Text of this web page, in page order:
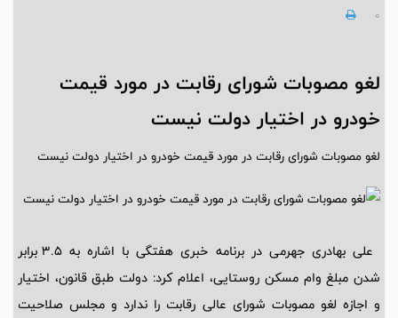
0
لغو مصوبات شورای رقابت در مورد قیمت
خودرو در اختیار دولت نیست
لغو مصوبات شورای رقابت در مورد قیمت خودرو در اختیار دولت نیست
علی بهادری جهرمی در برنامه خبری هفتگی با اشاره به ۳.۵ برابر
شدن مبلغ وام مسکن روستایی، اعلام کرد: دولت طبق قانون، اختیار
و اجازه لغو مصوبات شورای عالی رقابت را ندارد و مجلس صلاحیت